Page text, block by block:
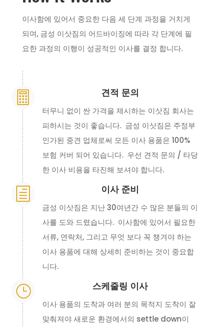
이사함에 있어서 중요한 다음 세 단계 과정을 거치게
되며, 금성 이삿짐의 어드바이징에 따라 각 단계에 필
요한 과정의 이행이 성공적인 이사를 결정 합니다.
 견적 문의
터무니 없이 싼 가격을 제시하는 이삿짐 회사는
피하시는 것이 좋습니다. 금성 이삿짐은 주정부
인가된 중견 업체로써 모든 이사 용품은 100%
보험 커버 되어 있습니다. 우선 견적 문의 / 타당
한 이사 비용을 타진해 보셔야 합니다.
h 이사 준비
금성 이삿짐은 지난 30여년간 수 많은 분들의 이
사를 도와 드렸습니다. 이사함에 있어서 필요한
서류, 연락처, 그리고 무엇 보다 꼭 챙겨야 하는
이사 용품에 대해 상세히 준비하는 것이 중요합
니다.
} 스케줄링 이사
이사 용품의 도착과 여러 분의 목적지 도착이 잘
맞춰져야 새로운 환경에서의 settle down이